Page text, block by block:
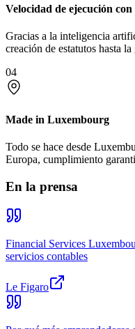
Velocidad de ejecución
Gracias a la inteligencia
creación de estatutos hasta
04
Made in Luxembourg
Todo se hace desde
Europa, cumplimiento
En la prensa
Financial Services
servicios contables
Le Figaro